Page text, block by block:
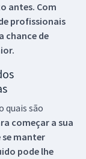
antes. Com
profissionais
chance de
quais são
começar a sua
manter
pode lhe